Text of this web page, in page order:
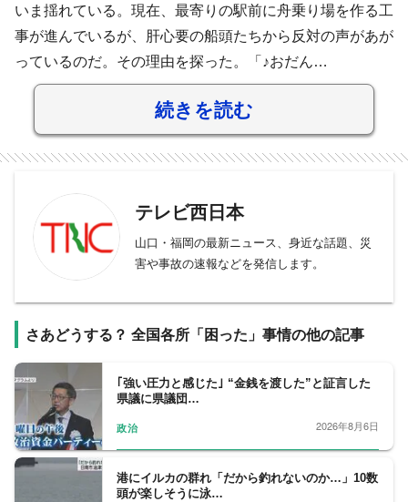
いま揺れている。現在、最寄りの駅前に舟乗り場を作る工
事が進んでいるが、肝心要の船頭たちから反対の声があが
っているのだ。その理由を探った。「♪おだん…
続きを読む
テレビ西日本
山口・福岡の最新ニュース、身近な話題、災
害や事故の速報などを発信します。
さあどうする？ 全国各所「困った」事情の他の記事
｢強い圧力と感じた｣ “金銭を渡した”と証言した
県議に県議団…
政治 2026年8月6日
港にイルカの群れ「だから釣れないのか…」10数
頭が楽しそうに泳…